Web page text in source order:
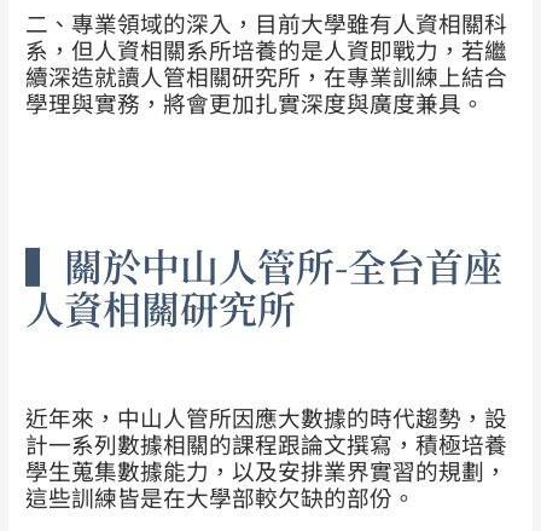
二、專業領域的深入，目前大學雖有人資相關科
系，但人資相關系所培養的是人資即戰力，若繼
續深造就讀人管相關研究所，在專業訓練上結合
學理與實務，將會更加扎實深度與廣度兼具。
▍關於中山人管所-全台首座
人資相關研究所
近年來，中山人管所因應大數據的時代趨勢，設
計一系列數據相關的課程跟論文撰寫，積極培養
學生蒐集數據能力，以及安排業界實習的規劃，
這些訓練皆是在大學部較欠缺的部份。